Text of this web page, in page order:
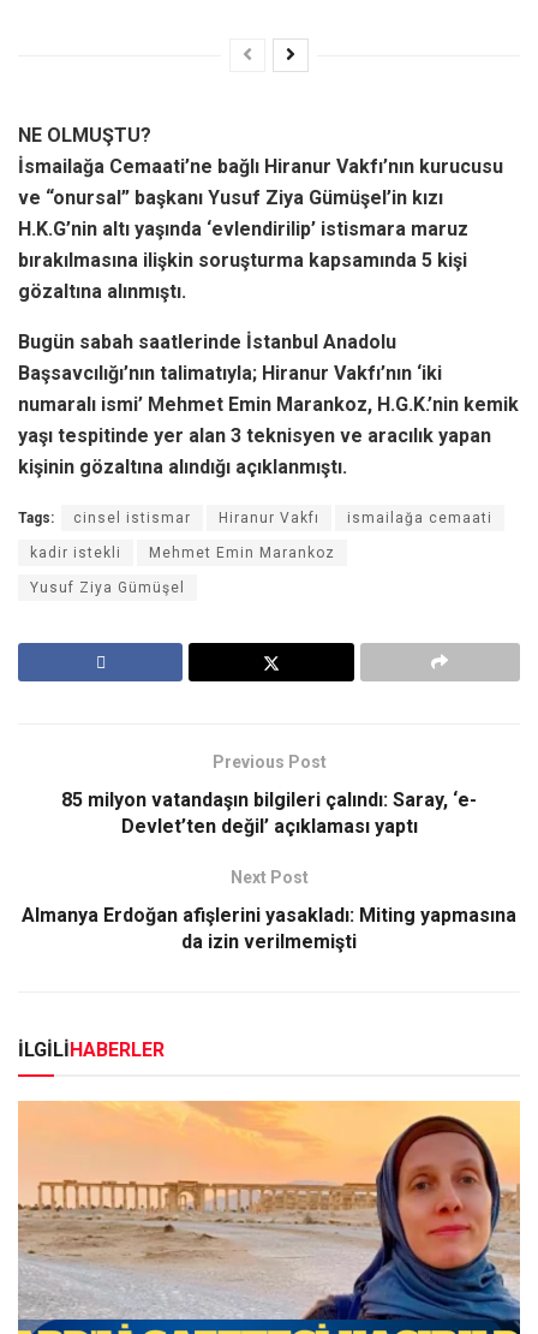
NE OLMUŞTU?
İsmailağa Cemaati’ne bağlı Hiranur Vakfı’nın kurucusu
ve “onursal” başkanı Yusuf Ziya Gümüşel’in kızı
H.K.G’nin altı yaşında ‘evlendirilip’ istismara maruz
bırakılmasına ilişkin soruşturma kapsamında 5 kişi
gözaltına alınmıştı.
Bugün sabah saatlerinde İstanbul Anadolu
Başsavcılığı’nın talimatıyla; Hiranur Vakfı’nın ‘iki
numaralı ismi’ Mehmet Emin Marankoz, H.G.K.’nin kemik
yaşı tespitinde yer alan 3 teknisyen ve aracılık yapan
kişinin gözaltına alındığı açıklanmıştı.
Tags: cinsel istismar Hiranur Vakfı ismailağa cemaati
kadir istekli Mehmet Emin Marankoz
Yusuf Ziya Gümüşel
Previous Post
85 milyon vatandaşın bilgileri çalındı: Saray, ‘e-
Devlet’ten değil’ açıklaması yaptı
Next Post
Almanya Erdoğan afişlerini yasakladı: Miting yapmasına
da izin verilmemişti
İLGİLİHABERLER